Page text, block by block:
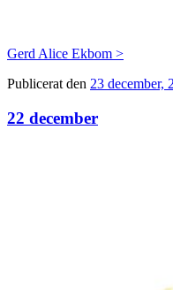
Gerd Alice Ekbom >
Publicerat den 23 december,
22 december